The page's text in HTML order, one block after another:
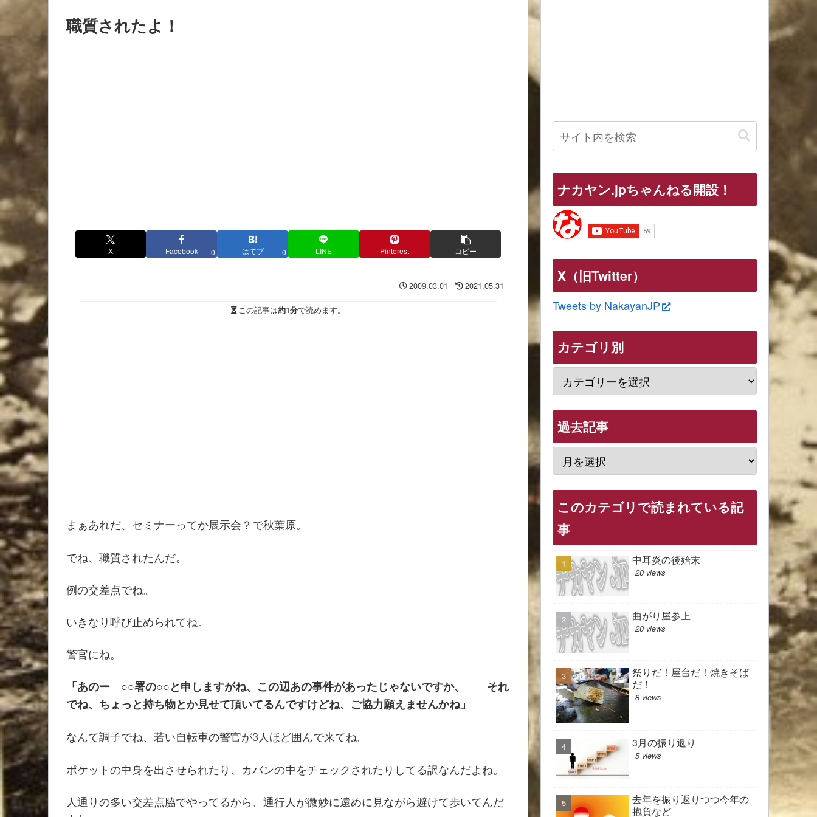
職質されたよ！
X Facebook 0 はてブ 0 LINE Pinterest コピー
2009.03.01 2021.05.31
この記事は約1分で読めます。
まぁあれだ、セミナーってか展示会？で秋葉原。
でね、職質されたんだ。
例の交差点でね。
いきなり呼び止められてね。
警官にね。
「あのー ○○署の○○と申しますがね、この辺あの事件があったじゃないですか、 それ
でね、ちょっと持ち物とか見せて頂いてるんですけどね、ご協力願えませんかね」
なんて調子でね、若い自転車の警官が3人ほど囲んで来てね。
ポケットの中身を出させられたり、カバンの中をチェックされたりしてる訳なんだよね。
人通りの多い交差点脇でやってるから、通行人が微妙に遠めに見ながら避けて歩いてんだ
ナカヤン.jpちゃんねる開設！
X（旧Twitter）
Tweets by NakayanJP
カテゴリ別
過去記事
このカテゴリで読まれている記
事
中耳炎の後始末
20 views
曲がり屋参上
20 views
祭りだ！屋台だ！焼きそば
だ！
8 views
3月の振り返り
5 views
去年を振り返りつつ今年の
抱負など